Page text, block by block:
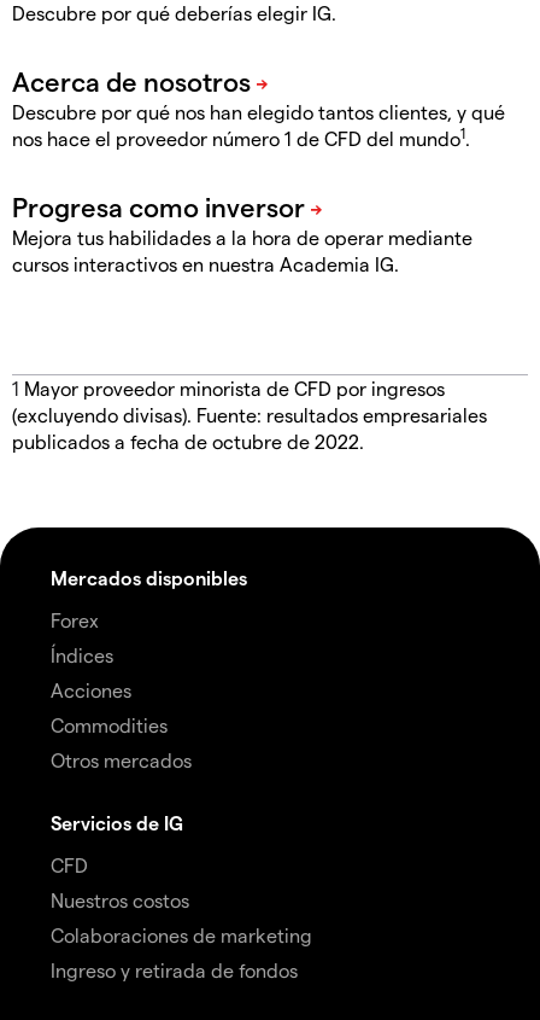
Descubre por qué deberías elegir IG.
Descubre por qué nos han elegido tantos clientes, y qué
nos hace el proveedor número 1 de CFD del mundo1.
Mejora tus habilidades a la hora de operar mediante
cursos interactivos en nuestra Academia IG.
1 Mayor proveedor minorista de CFD por ingresos
(excluyendo divisas). Fuente: resultados empresariales
publicados a fecha de octubre de 2022.
Mercados disponibles
Forex
Índices
Acciones
Commodities
Otros mercados
Servicios de IG
CFD
Nuestros costos
Colaboraciones de marketing
Ingreso y retirada de fondos